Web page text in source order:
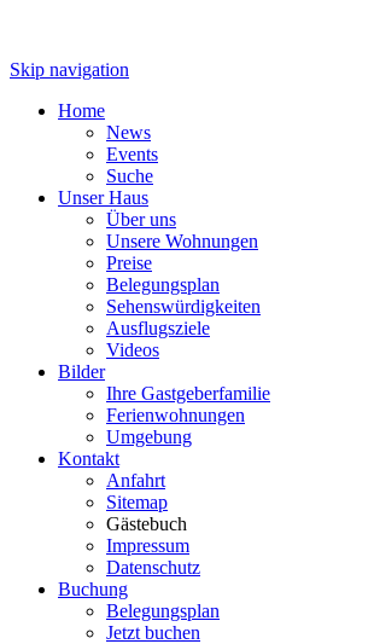
Skip navigation
Home
News
Events
Suche
Unser Haus
Über uns
Unsere Wohnungen
Preise
Belegungsplan
Sehenswürdigkeiten
Ausflugsziele
Videos
Bilder
Ihre Gastgeberfamilie
Ferienwohnungen
Umgebung
Kontakt
Anfahrt
Sitemap
Gästebuch
Impressum
Datenschutz
Buchung
Belegungsplan
Jetzt buchen